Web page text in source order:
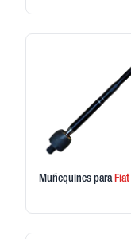
Muñequines paraFiat